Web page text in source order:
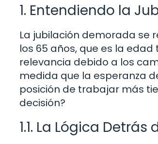
1. Entendiendo la
La jubilación demorada se
los 65 años, que es la
relevancia debido a los
medida que la esperanza
posición de trabajar más
decisión?
1.1. La Lógica